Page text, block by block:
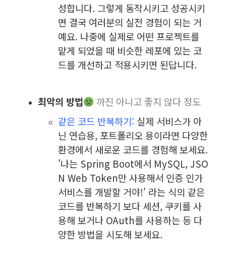
성합니다. 그렇게 동작시키고 성공시키
면 결국 여러분의 실전 경험이 되는 거
예요. 나중에 실제로 어떤 프로젝트를
맡게 되었을 때 비슷한 레포에 있는 코
드를 개선하고 적용시키면 된답니다.
최악의 방법
까진 아니고 좋지 않다 정도
같은 코드 반복하기: 실제 서비스가 아
닌 연습용, 포트폴리오 용이라면 다양한
환경에서 새로운 코드를 경험해 보세요.
'나는 Spring Boot에서 MySQL, JSO
N Web Token만 사용해서 인증 인가
서비스를 개발할 거야!' 라는 식의 같은
코드를 반복하기 보다 세션, 쿠키를 사
용해 보거나 OAuth를 사용하는 등 다
양한 방법을 시도해 보세요.